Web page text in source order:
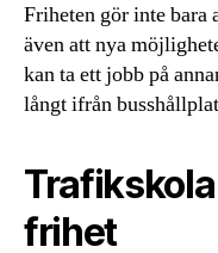
Friheten gör inte bara
även att nya
kan ta ett jobb på
långt ifrån
frihet